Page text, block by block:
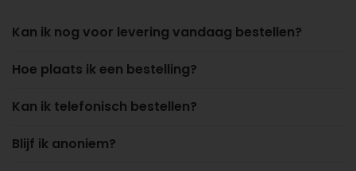
Kan ik nog voor levering vandaag bestellen?
Hoe plaats ik een bestelling?
Kan ik telefonisch bestellen?
Blijf ik anoniem?